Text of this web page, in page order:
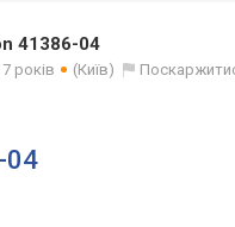
41386-04
років (Київ)
04